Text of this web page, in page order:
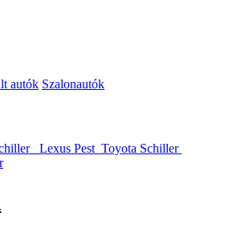
autók Szalonautók
Lexus Pest Toyota Schiller